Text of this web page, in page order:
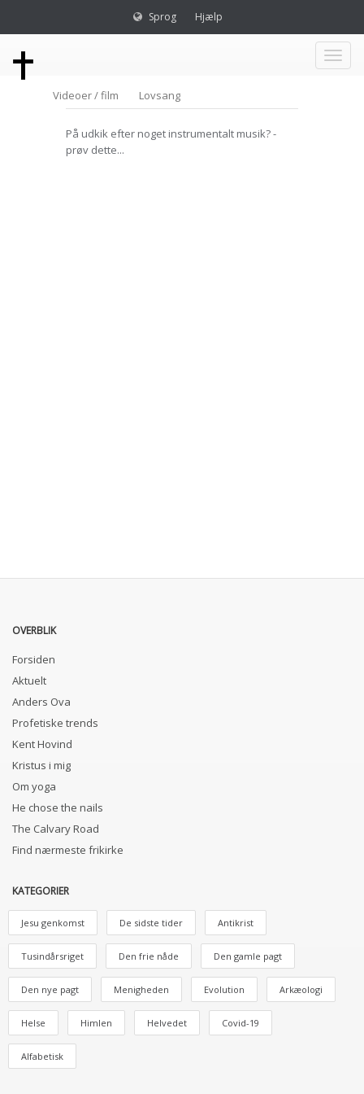
Sprog Hjælp
Toggle
Videoer / film Lovsang
På udkik efter noget instrumentalt musik? -
prøv dette...
OVERBLIK
Forsiden
Aktuelt
Anders Ova
Profetiske trends
Kent Hovind
Kristus i mig
Om yoga
He chose the nails
The Calvary Road
Find nærmeste frikirke
KATEGORIER
Jesu genkomst De sidste tider Antikrist
Tusindårsriget Den frie nåde Den gamle pagt
Den nye pagt Menigheden Evolution Arkæologi
Helse Himlen Helvedet Covid-19
Alfabetisk